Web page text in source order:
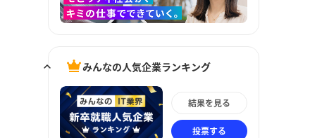
みんなの人気企業ランキング
結果を見る
投票する